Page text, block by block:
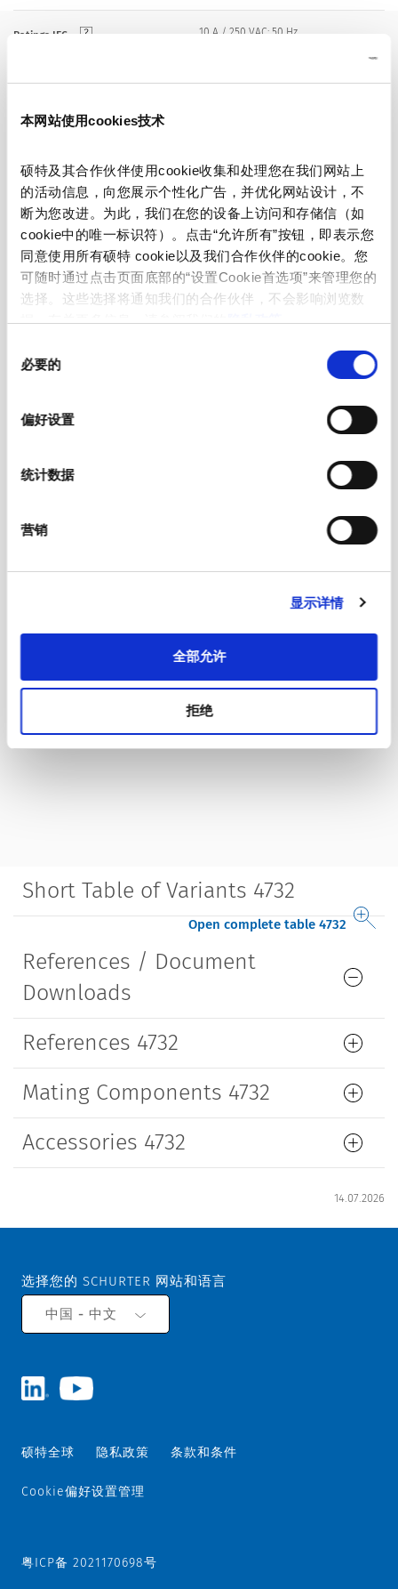
本网站使用cookies技术
硕特及其合作伙伴使用cookie收集和处理您在我们网站上
的活动信息，向您展示个性化广告，并优化网站设计，不
断为您改进。为此，我们在您的设备上访问和存储信（如
cookie中的唯一标识符）。点击“允许所有”按钮，即表示您
同意使用所有硕特 cookie以及我们合作伙伴的cookie。您
可随时通过点击页面底部的“设置Cookie首选项”来管理您的
选择。这些选择将通知我们的合作伙伴，不会影响浏览数
据。有关更多信息，请参阅我们的隐私政策。
必要的
偏好设置
统计数据
营销
显示详情
全部允许
拒绝
Ratings IEC 10 A / 250 VAC; 50 Hz
15 A / 250 VAC; 60 Hz
(1 min/50 Hz)
Allowable Operation Temperature -25 °C to 70 °C
Protection against electric shock
Suitable for appliances with protection
class I acc. to IEC 61140
Terminal
Thermoplastic, black, UL 94V-0
UL 60320-1, CSA C22.2 no. 60320-1 (for
Short Table of Variants 4732
Open complete table 4732
References / Document
Downloads
References 4732
Mating Components 4732
Accessories 4732
14.07.2026
选择您的 SCHURTER 网站和语言
中国 - 中文
硕特全球 隐私政策 条款和条件
Cookie偏好设置管理
粤ICP备 2021170698号